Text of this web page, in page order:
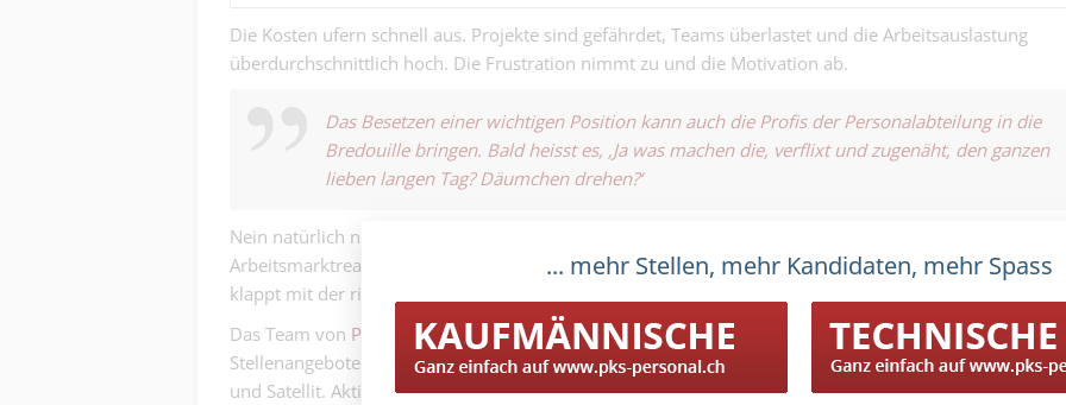
Die Kosten ufern schnell aus. Projekte sind gefährdet, Teams überlastet und die Arbeitsauslastung
überdurchschnittlich hoch. Die Frustration nimmt zu und die Motivation ab.
Das Besetzen einer wichtigen Position kann auch die Profis der Personalabteilung in die
Bredouille bringen. Bald heisst es, ‚Ja was machen die, verflixt und zugenäht, den ganzen
lieben langen Tag? Däumchen drehen?‘
Nein natürlich nicht. Auch Personalabteilungen und Rekrutierungspezialisten/-innen sind den
Arbeitsmarktrealitäten ausgesetzt und oft am Ende des Lateins. Im besten Fall ist das Glück hold und es
klappt mit der richtigen Person. Meistens bleibt das Glück jedoch nicht mehr als ein flüchtiges Gas.
Das Team von PKS Personal AG
vertraut nicht nur auf Angelzeug. Das Ausschreiben von
Stellenangeboten verkommt immer mehr zu ‚post & pray‘. Wir fischen mit Hochleistungsnetzen,
und Satellit. Aktiv und passiv! Den ganzen Tag.
MSc ETH Bau-
Graphic Designer /
DA 60 - 100%
Praxismanagerin / PA
(Kanton AG)
... mehr Stellen, mehr Kandidaten, mehr Spass